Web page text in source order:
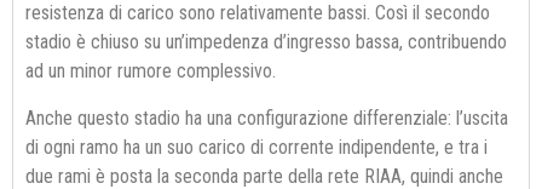
resistenza di carico sono relativamente bassi. Così il secondo
stadio è chiuso su un’impedenza d’ingresso bassa, contribuendo
ad un minor rumore complessivo.
Anche questo stadio ha una configurazione differenziale: l’uscita
di ogni ramo ha un suo carico di corrente indipendente, e tra i
due rami è posta la seconda parte della rete RIAA, quindi anche